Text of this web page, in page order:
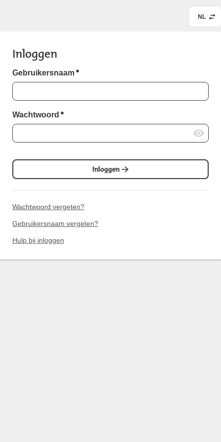
NL
Inloggen
Gebruikersnaam*
Wachtwoord *
Inloggen
Wachtwoord vergeten?
Gebruikersnaam vergeten?
Hulp bij inloggen